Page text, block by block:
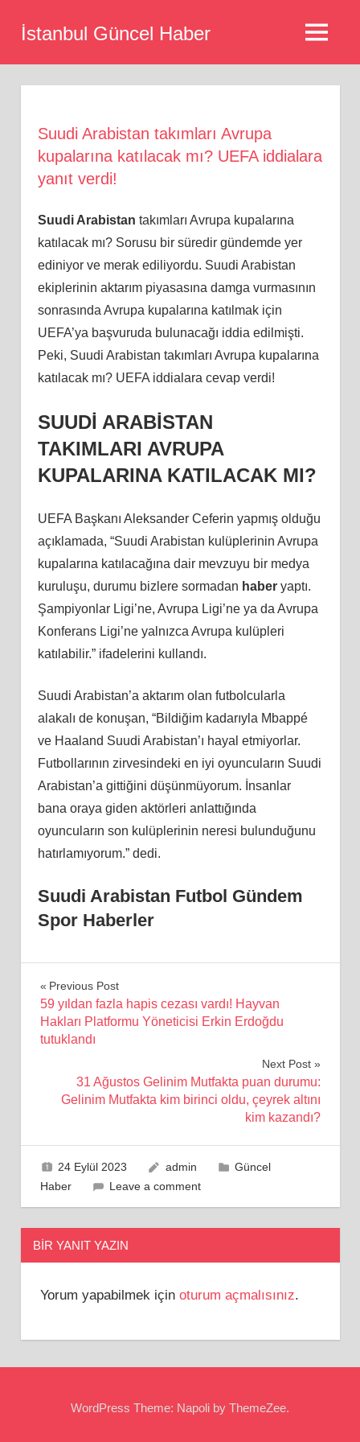
İstanbul Güncel Haber MENU
Suudi Arabistan takımları Avrupa
kupalarına katılacak mı? UEFA iddialara
yanıt verdi!
Suudi Arabistan takımları Avrupa kupalarına
katılacak mı? Sorusu bir süredir gündemde yer
ediniyor ve merak ediliyordu. Suudi Arabistan
ekiplerinin aktarım piyasasına damga vurmasının
sonrasında Avrupa kupalarına katılmak için
UEFA’ya başvuruda bulunacağı iddia edilmişti.
Peki, Suudi Arabistan takımları Avrupa kupalarına
katılacak mı? UEFA iddialara cevap verdi!
SUUDİ ARABİSTAN
TAKIMLARI AVRUPA
KUPALARINA KATILACAK MI?
UEFA Başkanı Aleksander Ceferin yapmış olduğu
açıklamada, “Suudi Arabistan kulüplerinin Avrupa
kupalarına katılacağına dair mevzuyu bir medya
kuruluşu, durumu bizlere sormadan haberyaptı.
Şampiyonlar Ligi’ne, Avrupa Ligi’ne ya da Avrupa
Konferans Ligi’ne yalnızca Avrupa kulüpleri
katılabilir.” ifadelerini kullandı.
Suudi Arabistan’a aktarım olan futbolcularla
alakalı de konuşan, “Bildiğim kadarıyla Mbappé
ve Haaland Suudi Arabistan’ı hayal etmiyorlar.
Futbollarının zirvesindeki en iyi oyuncuların Suudi
Arabistan’a gittiğini düşünmüyorum. İnsanlar
bana oraya giden aktörleri anlattığında
oyuncuların son kulüplerinin neresi bulunduğunu
hatırlamıyorum.” dedi.
Suudi Arabistan Futbol Gündem
Spor Haberler
Yazı
gezinmesi
Previous Post
59 yıldan fazla hapis cezası vardı! Hayvan
Hakları Platformu Yöneticisi Erkin Erdoğdu
tutuklandı
Next Post
31 Ağustos Gelinim Mutfakta puan durumu:
Gelinim Mutfakta kim birinci oldu, çeyrek altını
kim kazandı?
24 Eylül 2023 admin
Güncel
Haber
Leave a comment
BIR YANIT YAZIN
Yorum yapabilmek için oturum açmalısınız.
WordPress Theme: Napoli by ThemeZee.